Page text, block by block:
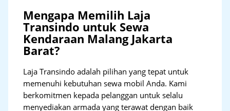
Mengapa Memilih Laja
Transindo untuk Sewa
Kendaraan Malang Jakarta
Barat?
Laja Transindo adalah pilihan yang tepat untuk
memenuhi kebutuhan sewa mobil Anda. Kami
berkomitmen kepada pelanggan untuk selalu
menyediakan armada yang terawat dengan baik